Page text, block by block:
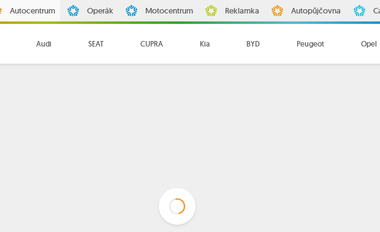
Autocentrum Operák Motocentrum Reklamka Autopůjčovna
Audi SEAT CUPRA Kia BYD Peugeot Opel